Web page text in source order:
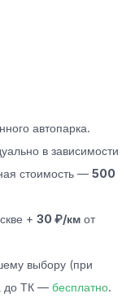
автопарка.
в зависимости
стоимость — 500
+ 30 ₽/км от
выбору (при
до ТК — бесплатно.